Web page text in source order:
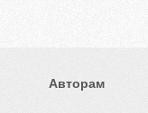
Авторам